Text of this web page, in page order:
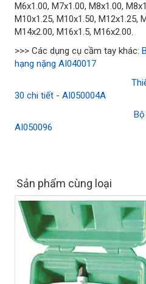
M6x1.00, M7x1.00, M8x1.00,
M10x1.25, M10x1.50, M12x1.25,
M14x2.00, M16x1.5, M16x2.00.
>>> Các dụng cụ cầm tay khác:
hạng nặng AI040017
30 chi tiết - AI050004A
AI050096
Sản phẩm cùng loại